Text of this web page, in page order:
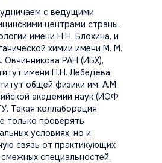
с ведущими
центрами страны.
имени Н.Н. Блохина, и
химии имени М. М.
РАН (ИБХ),
имени П.Н. Лебедева
общей физики им. А.М.
академии наук (ИОФ
Такая коллаборация
только проверять
условиях, но и
связь от практикующих
специальностей.